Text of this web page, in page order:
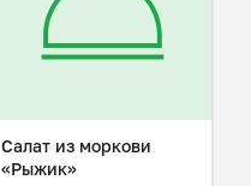
Салат из моркови
«Рыжик»